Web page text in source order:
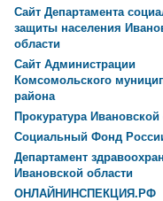
Сайт Департамента
защиты населения
области
Сайт Администрации
Комсомольского
района
Прокуратура Ивановской
Социальный Фонд
Департамент
Ивановской области
ОНЛАЙНИНСПЕКЦИЯ.РФ